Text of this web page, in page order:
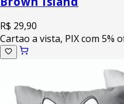
R$ 29,90
Cartao a vista, PIX com 5%